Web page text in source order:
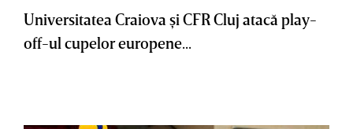
Universitatea Craiova şi CFR Cluj atacă play-
off-ul cupelor europene...